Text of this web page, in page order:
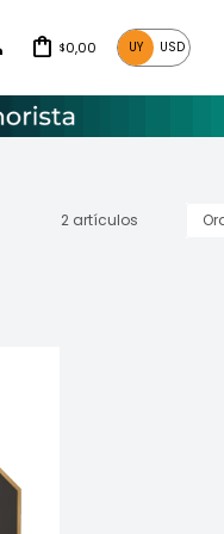
$0,00 UY USD
2 artículos